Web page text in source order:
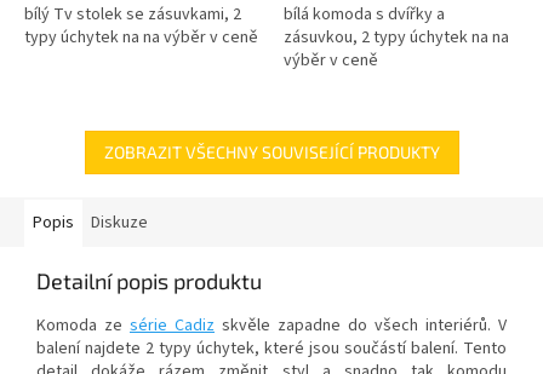
bílý Tv stolek se zásuvkami, 2
typy úchytek na na výběr v ceně
bílá komoda s dvířky a
zásuvkou, 2 typy úchytek na na
výběr v ceně
ZOBRAZIT VŠECHNY SOUVISEJÍCÍ PRODUKTY
Popis Diskuze
Detailní popis produktu
Komoda ze série Cadiz skvěle zapadne do všech interiérů. V
balení najdete 2 typy úchytek, které jsou součástí balení. Tento